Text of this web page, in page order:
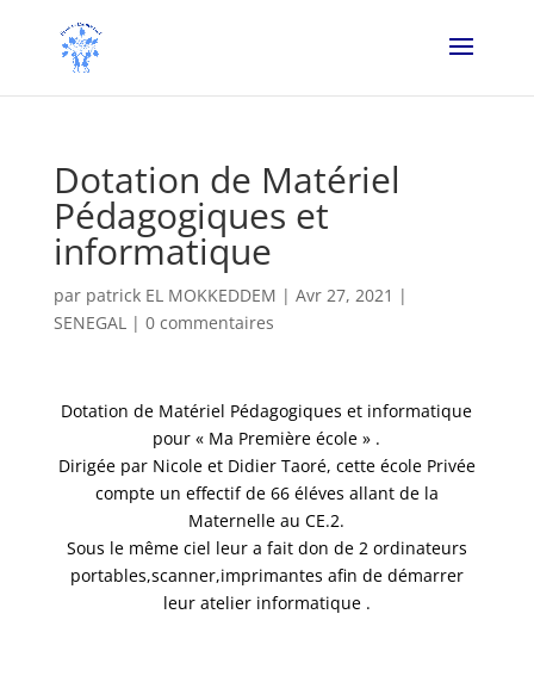
Dotation de Matériel
Pédagogiques et
informatique
par patrick EL MOKKEDDEM | Avr 27, 2021 |
SENEGAL| 0 commentaires
Dotation de Matériel Pédagogiques et informatique
pour « Ma Première école » .
Dirigée par Nicole et Didier Taoré, cette école Privée
compte un effectif de 66 éléves allant de la
Maternelle au CE.2.
Sous le même ciel leur a fait don de 2 ordinateurs
portables,scanner,imprimantes afin de démarrer
leur atelier informatique .